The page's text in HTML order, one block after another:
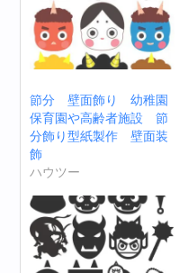
節分 壁面飾り 幼稚園
保育園や高齢者施設 節
分飾り型紙製作 壁面装
飾
ハウツー